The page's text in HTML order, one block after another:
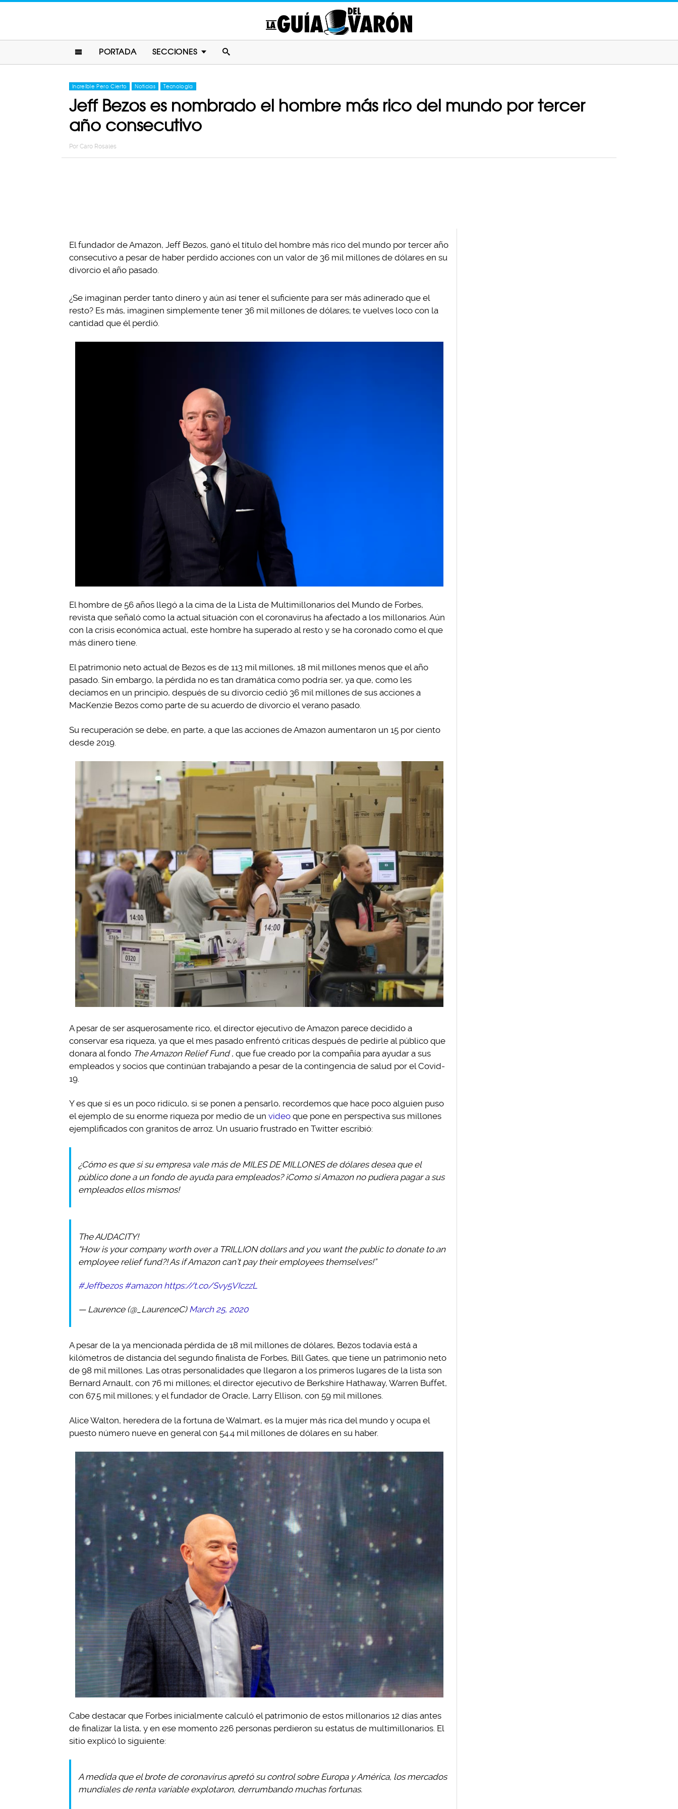
PORTADA SECCIONES
Increíble Pero Cierto Noticias Tecnología
Jeff Bezos es nombrado el hombre más rico del mundo por tercer
año consecutivo
Por Caro Rosales
El fundador de Amazon, Jeff Bezos, ganó el título del hombre más rico del mundo por tercer año
consecutivo a pesar de haber perdido acciones con un valor de 36 mil millones de dólares en su
divorcio el año pasado.
¿Se imaginan perder tanto dinero y aún así tener el suficiente para ser más adinerado que el
resto? Es más, imaginen simplemente tener 36 mil millones de dólares; te vuelves loco con la
cantidad que él perdió.
El hombre de 56 años llegó a la cima de la Lista de Multimillonarios del Mundo de Forbes,
revista que señaló como la actual situación con el coronavirus ha afectado a los millonarios. Aún
con la crisis económica actual, este hombre ha superado al resto y se ha coronado como el que
más dinero tiene.
El patrimonio neto actual de Bezos es de 113 mil millones, 18 mil millones menos que el año
pasado. Sin embargo, la pérdida no es tan dramática como podría ser, ya que, como les
decíamos en un principio, después de su divorcio cedió 36 mil millones de sus acciones a
MacKenzie Bezos como parte de su acuerdo de divorcio el verano pasado.
Su recuperación se debe, en parte, a que las acciones de Amazon aumentaron un 15 por ciento
desde 2019.
A pesar de ser asquerosamente rico, el director ejecutivo de Amazon parece decidido a
conservar esa riqueza, ya que el mes pasado enfrentó críticas después de pedirle al público que
donara al fondo The Amazon Relief Fund , que fue creado por la compañía para ayudar a sus
empleados y socios que continúan trabajando a pesar de la contingencia de salud por el Covid-
19.
Y es que sí es un poco ridículo, si se ponen a pensarlo, recordemos que hace poco alguien puso
el ejemplo de su enorme riqueza por medio de un video que pone en perspectiva sus millones
ejemplificados con granitos de arroz. Un usuario frustrado en Twitter escribió:
¿Cómo es que si su empresa vale más de MILES DE MILLONES de dólares desea que el
público done a un fondo de ayuda para empleados? ¡Como si Amazon no pudiera pagar a sus
empleados ellos mismos!
The AUDACITY!
“How is your company worth over a TRILLION dollars and you want the public to donate to an
employee relief fund?! As if Amazon can’t pay their employees themselves!”
#Jeffbezos #amazon https://t.co/Svy5VIczzL
— Laurence (@_LaurenceC) March 25, 2020
A pesar de la ya mencionada pérdida de 18 mil millones de dólares, Bezos todavía está a
kilómetros de distancia del segundo finalista de Forbes, Bill Gates, que tiene un patrimonio neto
de 98 mil millones. Las otras personalidades que llegaron a los primeros lugares de la lista son
Bernard Arnault, con 76 mi millones; el director ejecutivo de Berkshire Hathaway, Warren Buffet,
con 67.5 mil millones; y el fundador de Oracle, Larry Ellison, con 59 mil millones.
Alice Walton, heredera de la fortuna de Walmart, es la mujer más rica del mundo y ocupa el
puesto número nueve en general con 54.4 mil millones de dólares en su haber.
Cabe destacar que Forbes inicialmente calculó el patrimonio de estos millonarios 12 días antes
de finalizar la lista, y en ese momento 226 personas perdieron su estatus de multimillonarios. El
sitio explicó lo siguiente:
A medida que el brote de coronavirus apretó su control sobre Europa y América, los mercados
mundiales de renta variable explotaron, derrumbando muchas fortunas.